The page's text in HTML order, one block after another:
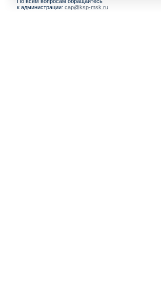
к администрации: cap@ksp-msk.ru